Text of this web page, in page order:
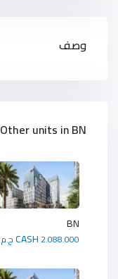
وصف
Other units inBN
BN
CASH 2.088.000 ج.م